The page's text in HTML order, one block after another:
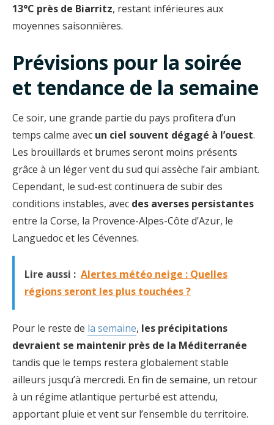
13°C près de Biarritz, restant inférieures aux
moyennes saisonnières.
Prévisions pour la soirée
et tendance de la semaine
Ce soir, une grande partie du pays profitera d’un
temps calme avec un ciel souvent dégagé à l’ouest.
Les brouillards et brumes seront moins présents
grâce à un léger vent du sud qui assèche l’air ambiant.
Cependant, le sud-est continuera de subir des
conditions instables, avec des averses persistantes
entre la Corse, la Provence-Alpes-Côte d’Azur, le
Languedoc et les Cévennes.
Lire aussi : Alertes météo neige : Quelles
régions seront les plus touchées ?
Pour le reste de la semaine, les précipitations
devraient se maintenir près de la Méditerranée
tandis que le temps restera globalement stable
ailleurs jusqu’à mercredi. En fin de semaine, un retour
à un régime atlantique perturbé est attendu,
apportant pluie et vent sur l’ensemble du territoire.